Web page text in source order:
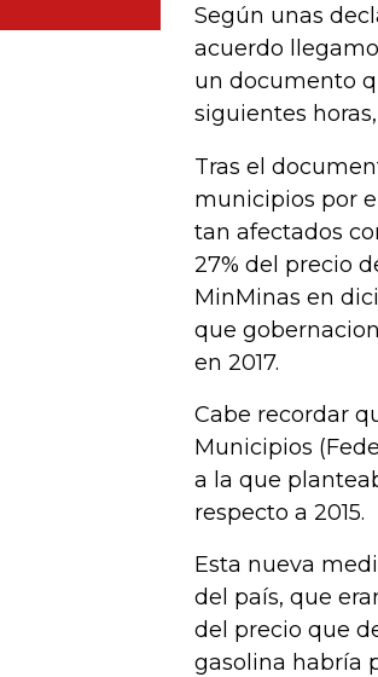
Según unas
acuerdo
un documento
siguientes
Tras el
municipios por
tan afectados
27% del precio
MinMinas en
que
en 2017.
Cabe recordar
Municipios
a la que
respecto a 2015.
Esta nueva
del país, que
del precio que
gasolina habría